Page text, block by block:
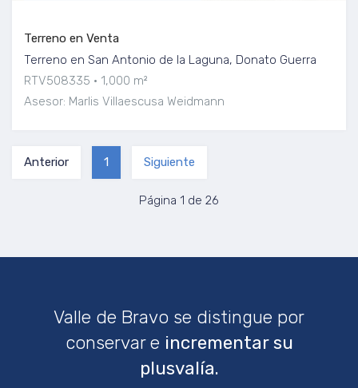
Terreno en Venta
Terreno en San Antonio de la Laguna, Donato Guerra
RTV508335
1,000 m²
Asesor: Marlis Villaescusa Weidmann
Anterior 1 Siguiente
Página 1 de 26
Valle de Bravo se distingue por
conservar e incrementar su
plusvalía.